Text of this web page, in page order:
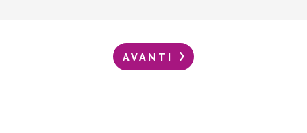
AVANTI